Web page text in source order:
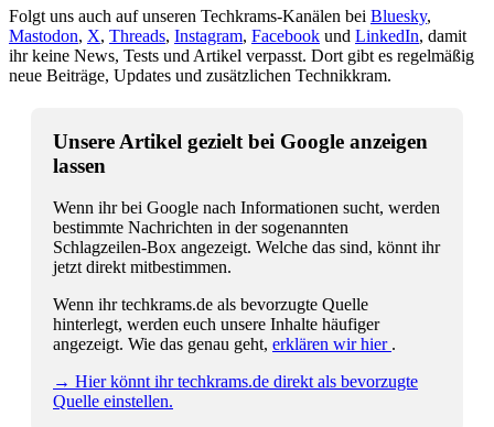
Folgt uns auch auf unseren Techkrams-Kanälen bei Bluesky,
Mastodon, X, Threads, Instagram, Facebook und LinkedIn, damit
ihr keine News, Tests und Artikel verpasst. Dort gibt es regelmäßig
neue Beiträge, Updates und zusätzlichen Technikkram.
Unsere Artikel gezielt bei Google anzeigen
lassen
Wenn ihr bei Google nach Informationen sucht, werden
bestimmte Nachrichten in der sogenannten
Schlagzeilen-Box angezeigt. Welche das sind, könnt ihr
jetzt direkt mitbestimmen.
Wenn ihr techkrams.de als bevorzugte Quelle
hinterlegt, werden euch unsere Inhalte häufiger
angezeigt. Wie das genau geht, erklären wir hier .
→ Hier könnt ihr techkrams.de direkt als bevorzugte
Quelle einstellen.